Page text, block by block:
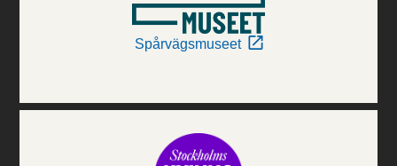
Spårvägsmuseet